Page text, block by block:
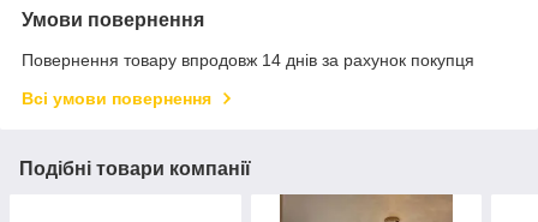
Умови повернення
Повернення товару впродовж 14 днів за рахунок покупця
Всі умови повернення
Подібні товари компанії